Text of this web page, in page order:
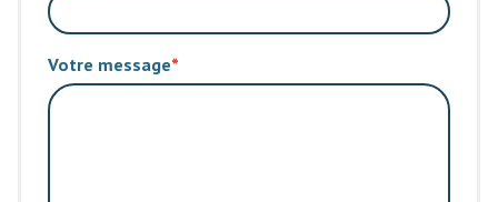
Votre message